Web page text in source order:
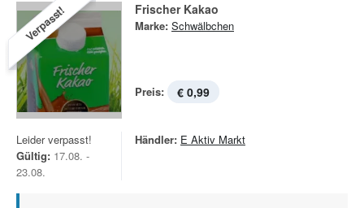
Verpasst! Frischer Kakao
Marke: Schwälbchen
Preis: € 0,99
Leider verpasst!
Gültig: 17.08. -
23.08.
Händler: E Aktiv Markt